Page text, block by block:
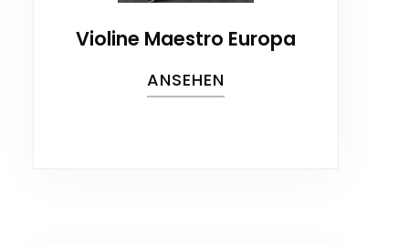
Violine Maestro Europa
ANSEHEN